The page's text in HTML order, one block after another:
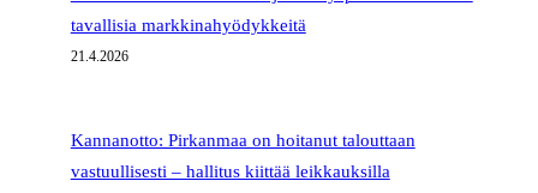
tavallisia markkinahyödykkeitä
21.4.2026
Kannanotto: Pirkanmaa on hoitanut talouttaan
vastuullisesti – hallitus kiittää leikkauksilla